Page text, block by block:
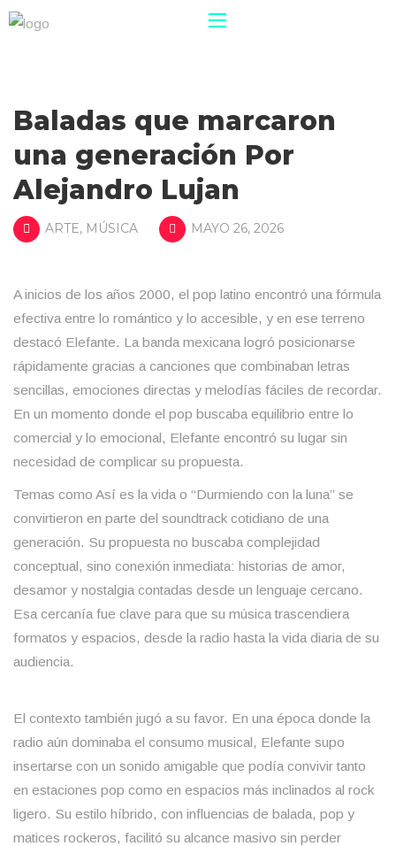
Baladas que marcaron
una generación Por
Alejandro Lujan
ARTE, MÚSICA MAYO 26, 2026
A inicios de los años 2000, el pop latino encontró una fórmula
efectiva entre lo romántico y lo accesible, y en ese terreno
destacó Elefante. La banda mexicana logró posicionarse
rápidamente gracias a canciones que combinaban letras
sencillas, emociones directas y melodías fáciles de recordar.
En un momento donde el pop buscaba equilibrio entre lo
comercial y lo emocional, Elefante encontró su lugar sin
necesidad de complicar su propuesta.
Temas como Así es la vida o “Durmiendo con la luna” se
convirtieron en parte del soundtrack cotidiano de una
generación. Su propuesta no buscaba complejidad
conceptual, sino conexión inmediata: historias de amor,
desamor y nostalgia contadas desde un lenguaje cercano.
Esa cercanía fue clave para que su música trascendiera
formatos y espacios, desde la radio hasta la vida diaria de su
audiencia.
El contexto también jugó a su favor. En una época donde la
radio aún dominaba el consumo musical, Elefante supo
insertarse con un sonido amigable que podía convivir tanto
en estaciones pop como en espacios más inclinados al rock
ligero. Su estilo híbrido, con influencias de balada, pop y
matices rockeros, facilitó su alcance masivo sin perder